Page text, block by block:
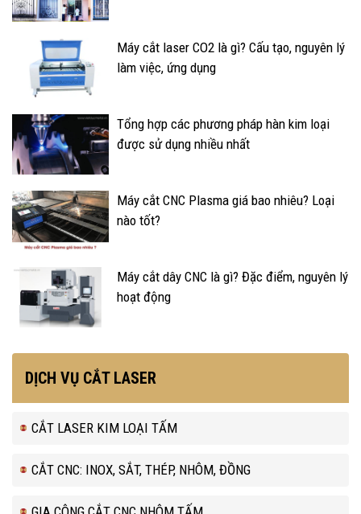
Máy cắt laser CO2 là gì? Cấu tạo, nguyên lý
làm việc, ứng dụng
Tổng hợp các phương pháp hàn kim loại
được sử dụng nhiều nhất
Máy cắt CNC Plasma giá bao nhiêu? Loại
nào tốt?
Máy cắt dây CNC là gì? Đặc điểm, nguyên lý
hoạt động
DỊCH VỤ CẮT LASER
CẮT LASER KIM LOẠI TẤM
CẮT CNC: INOX, SẮT, THÉP, NHÔM, ĐỒNG